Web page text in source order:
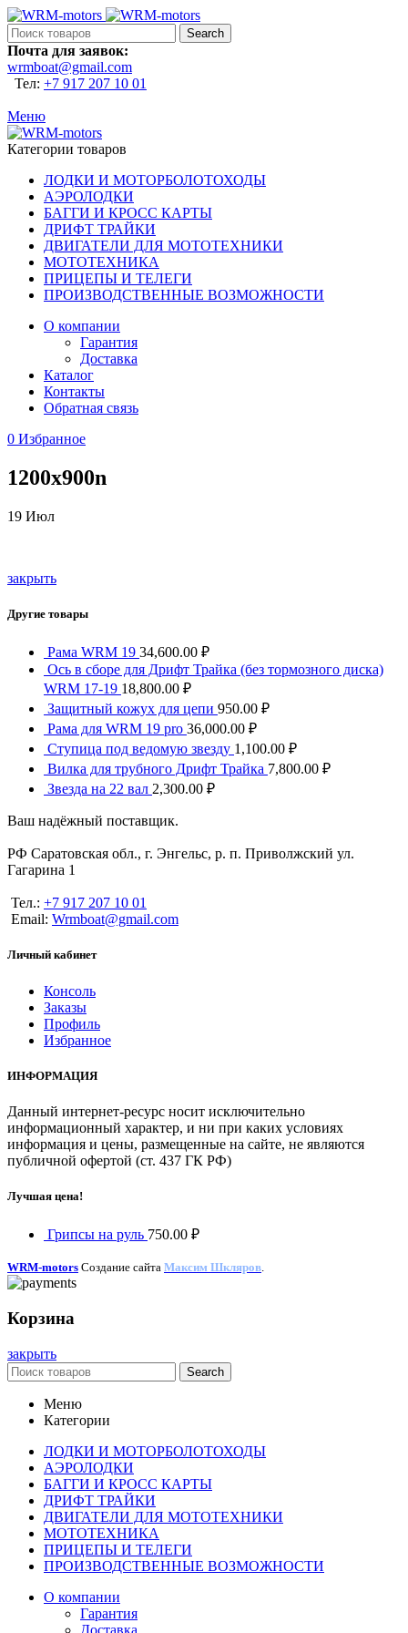
Search
Почта для заявок:
wrmboat@gmail.com
Тел: +7 917 207 10 01
Меню
Категории товаров
ЛОДКИ И МОТОРБОЛОТОХОДЫ
АЭРОЛОДКИ
БАГГИ И КРОСС КАРТЫ
ДРИФТ ТРАЙКИ
ДВИГАТЕЛИ ДЛЯ МОТОТЕХНИКИ
МОТОТЕХНИКА
ПРИЦЕПЫ И ТЕЛЕГИ
ПРОИЗВОДСТВЕННЫЕ ВОЗМОЖНОСТИ
О компании
Гарантия
Доставка
Каталог
Контакты
Обратная связь
0 Избранное
1200x900n
19 Июл
закрыть
Другие товары
Рама WRM 19 34,600.00 ₽
Ось в сборе для Дрифт Трайка (без тормозного диска)
WRM 17-19 18,800.00 ₽
Защитный кожух для цепи 950.00 ₽
Рама для WRM 19 pro 36,000.00 ₽
Ступица под ведомую звезду 1,100.00 ₽
Вилка для трубного Дрифт Трайка 7,800.00 ₽
Звезда на 22 вал 2,300.00 ₽
Ваш надёжный поставщик.
РФ Саратовская обл., г. Энгельс, р. п. Приволжский ул.
Гагарина 1
Тел.: +7 917 207 10 01
Email: Wrmboat@gmail.com
Личный кабинет
Консоль
Заказы
Профиль
Избранное
ИНФОРМАЦИЯ
Данный интернет-ресурс носит исключительно
информационный характер, и ни при каких условиях
информация и цены, размещенные на сайте, не являются
публичной офертой (ст. 437 ГК РФ)
Лучшая цена!
Грипсы на руль 750.00 ₽
WRM-motors Создание сайта Максим Шкляров.
Корзина
закрыть
Search
Меню
Категории
ЛОДКИ И МОТОРБОЛОТОХОДЫ
АЭРОЛОДКИ
БАГГИ И КРОСС КАРТЫ
ДРИФТ ТРАЙКИ
ДВИГАТЕЛИ ДЛЯ МОТОТЕХНИКИ
МОТОТЕХНИКА
ПРИЦЕПЫ И ТЕЛЕГИ
ПРОИЗВОДСТВЕННЫЕ ВОЗМОЖНОСТИ
О компании
Гарантия
Доставка